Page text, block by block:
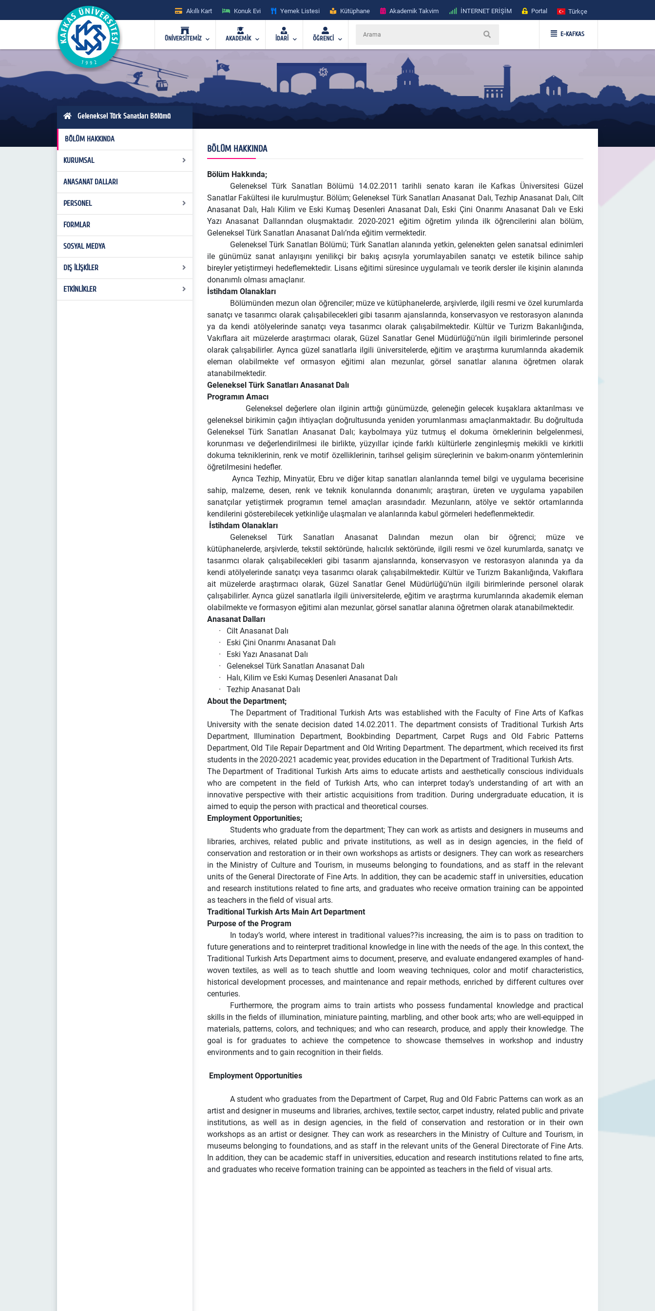
Akıllı Kart Konuk Evi Yemek Listesi Kütüphane Akademik Takvim İNTERNET ERİŞİM Portal Türkçe
ÜNİVERSİTEMİZ AKADEMİK İDARİ ÖĞRENCİ
E-KAFKAS
Geleneksel Türk Sanatları Bölümü
BÖLÜM HAKKINDA
KURUMSAL
Misyon Vizyon
Organizasyon Şeması
ANASANAT DALLARI
PERSONEL
Akademik Kadro
FORMLAR
SOSYAL MEDYA
DIŞ İLİŞKİLER
Erasmus
ETKİNLİKLER
BÖLÜM HAKKINDA
Bölüm Hakkında;
Geleneksel Türk Sanatları Bölümü 14.02.2011 tarihli senato kararı ile Kafkas Üniversitesi Güzel
Sanatlar Fakültesi ile kurulmuştur. Bölüm; Geleneksel Türk Sanatları Anasanat Dalı, Tezhip Anasanat Dalı, Cilt
Anasanat Dalı, Halı Kilim ve Eski Kumaş Desenleri Anasanat Dalı, Eski Çini Onarımı Anasanat Dalı ve Eski
Yazı Anasanat Dallarından oluşmaktadır. 2020-2021 eğitim öğretim yılında ilk öğrencilerini alan bölüm,
Geleneksel Türk Sanatları Anasanat Dalı’nda eğitim vermektedir.
Geleneksel Türk Sanatları Bölümü; Türk Sanatları alanında yetkin, gelenekten gelen sanatsal edinimleri
ile günümüz sanat anlayışını yenilikçi bir bakış açısıyla yorumlayabilen sanatçı ve estetik bilince sahip
bireyler yetiştirmeyi hedeflemektedir. Lisans eğitimi süresince uygulamalı ve teorik dersler ile kişinin alanında
donanımlı olması amaçlanır.
İstihdam Olanakları
Bölümünden mezun olan öğrenciler; müze ve kütüphanelerde, arşivlerde, ilgili resmi ve özel kurumlarda
sanatçı ve tasarımcı olarak çalışabilecekleri gibi tasarım ajanslarında, konservasyon ve restorasyon alanında
ya da kendi atölyelerinde sanatçı veya tasarımcı olarak çalışabilmektedir. Kültür ve Turizm Bakanlığında,
Vakıflara ait müzelerde araştırmacı olarak, Güzel Sanatlar Genel Müdürlüğü’nün ilgili birimlerinde personel
olarak çalışabilirler. Ayrıca güzel sanatlarla ilgili üniversitelerde, eğitim ve araştırma kurumlarında akademik
eleman olabilmekte vef ormasyon eğitimi alan mezunlar, görsel sanatlar alanına öğretmen olarak
atanabilmektedir.
Geleneksel Türk Sanatları Anasanat Dalı
Programın Amacı
Geleneksel değerlere olan ilginin arttığı günümüzde, geleneğin gelecek kuşaklara aktarılması ve
geleneksel birikimin çağın ihtiyaçları doğrultusunda yeniden yorumlanması amaçlanmaktadır. Bu doğrultuda
Geleneksel Türk Sanatları Anasanat Dalı; kaybolmaya yüz tutmuş el dokuma örneklerinin belgelenmesi,
korunması ve değerlendirilmesi ile birlikte, yüzyıllar içinde farklı kültürlerle zenginleşmiş mekikli ve kirkitli
dokuma tekniklerinin, renk ve motif özelliklerinin, tarihsel gelişim süreçlerinin ve bakım-onarım yöntemlerinin
öğretilmesini hedefler.
Ayrıca Tezhip, Minyatür, Ebru ve diğer kitap sanatları alanlarında temel bilgi ve uygulama becerisine
sahip, malzeme, desen, renk ve teknik konularında donanımlı; araştıran, üreten ve uygulama yapabilen
sanatçılar yetiştirmek programın temel amaçları arasındadır. Mezunların, atölye ve sektör ortamlarında
kendilerini gösterebilecek yetkinliğe ulaşmaları ve alanlarında kabul görmeleri hedeflenmektedir.
İstihdam Olanakları
Geleneksel Türk Sanatları Anasanat Dalından mezun olan bir öğrenci; müze ve
kütüphanelerde, arşivlerde, tekstil sektöründe, halıcılık sektöründe, ilgili resmi ve özel kurumlarda, sanatçı ve
tasarımcı olarak çalışabilecekleri gibi tasarım ajanslarında, konservasyon ve restorasyon alanında ya da
kendi atölyelerinde sanatçı veya tasarımcı olarak çalışabilmektedir. Kültür ve Turizm Bakanlığında, Vakıflara
ait müzelerde araştırmacı olarak, Güzel Sanatlar Genel Müdürlüğü’nün ilgili birimlerinde personel olarak
çalışabilirler. Ayrıca güzel sanatlarla ilgili üniversitelerde, eğitim ve araştırma kurumlarında akademik eleman
olabilmekte ve formasyon eğitimi alan mezunlar, görsel sanatlar alanına öğretmen olarak atanabilmektedir.
Anasanat Dalları
·
Cilt Anasanat Dalı
·
Eski Çini Onarımı Anasanat Dalı
·
Eski Yazı Anasanat Dalı
·
Geleneksel Türk Sanatları Anasanat Dalı
·
Halı, Kilim ve Eski Kumaş Desenleri Anasanat Dalı
·
Tezhip Anasanat Dalı
About the Department;
The Department of Traditional Turkish Arts was established with the Faculty of Fine Arts of Kafkas
University with the senate decision dated 14.02.2011. The department consists of Traditional Turkish Arts
Department, Illumination Department, Bookbinding Department, Carpet Rugs and Old Fabric Patterns
Department, Old Tile Repair Department and Old Writing Department. The department, which received its first
students in the 2020-2021 academic year, provides education in the Department of Traditional Turkish Arts.
The Department of Traditional Turkish Arts aims to educate artists and aesthetically conscious individuals
who are competent in the field of Turkish Arts, who can interpret today’s understanding of art with an
innovative perspective with their artistic acquisitions from tradition. During undergraduate education, it is
aimed to equip the person with practical and theoretical courses.
Employment Opportunities;
Students who graduate from the department; They can work as artists and designers in museums and
libraries, archives, related public and private institutions, as well as in design agencies, in the field of
conservation and restoration or in their own workshops as artists or designers. They can work as researchers
in the Ministry of Culture and Tourism, in museums belonging to foundations, and as staff in the relevant
units of the General Directorate of Fine Arts. In addition, they can be academic staff in universities, education
and research institutions related to fine arts, and graduates who receive ormation training can be appointed
as teachers in the field of visual arts.
Traditional Turkish Arts Main Art Department
Purpose of the Program
In today’s world, where interest in traditional values??is increasing, the aim is to pass on tradition to
future generations and to reinterpret traditional knowledge in line with the needs of the age. In this context, the
Traditional Turkish Arts Department aims to document, preserve, and evaluate endangered examples of hand-
woven textiles, as well as to teach shuttle and loom weaving techniques, color and motif characteristics,
historical development processes, and maintenance and repair methods, enriched by different cultures over
centuries.
Furthermore, the program aims to train artists who possess fundamental knowledge and practical
skills in the fields of illumination, miniature painting, marbling, and other book arts; who are well-equipped in
materials, patterns, colors, and techniques; and who can research, produce, and apply their knowledge. The
goal is for graduates to achieve the competence to showcase themselves in workshop and industry
environments and to gain recognition in their fields.
Employment Opportunities
A student who graduates from the Department of Carpet, Rug and Old Fabric Patterns can work as an
artist and designer in museums and libraries, archives, textile sector, carpet industry, related public and private
institutions, as well as in design agencies, in the field of conservation and restoration or in their own
workshops as an artist or designer. They can work as researchers in the Ministry of Culture and Tourism, in
museums belonging to foundations, and as staff in the relevant units of the General Directorate of Fine Arts.
In addition, they can be academic staff in universities, education and research institutions related to fine arts,
and graduates who receive formation training can be appointed as teachers in the field of visual arts.